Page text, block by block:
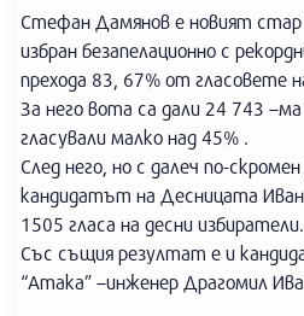
Стефан Дамянов е новият
избран безапелационно с
прехода 83, 67% от гласовете
За него вота са дали 24 743
гласували малко над 45% .
След него, но с далеч по-
кандидатът на Десницата
1505 гласа на десни избиратели.
Със същия резултат е и
“Атака” –инженер Драгомил